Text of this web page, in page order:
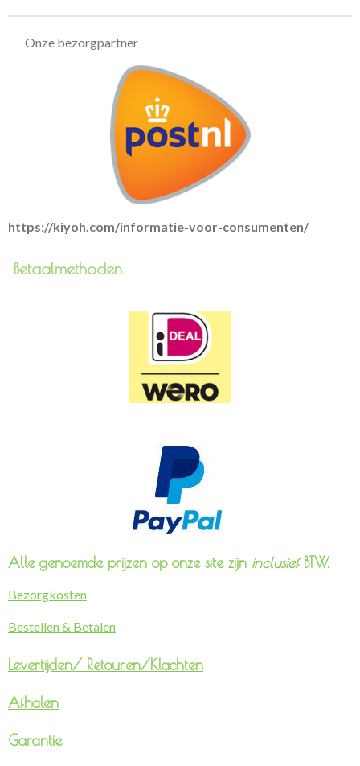
Onze bezorgpartner
https://kiyoh.com/informatie-voor-consumenten/
Betaalmethoden
Alle genoemde prijzen op onze site zijn inclusiefBTW.
Bezorgkosten
Bestellen & Betalen
Levertijden/ Retouren/Klachten
Afhalen
Garantie